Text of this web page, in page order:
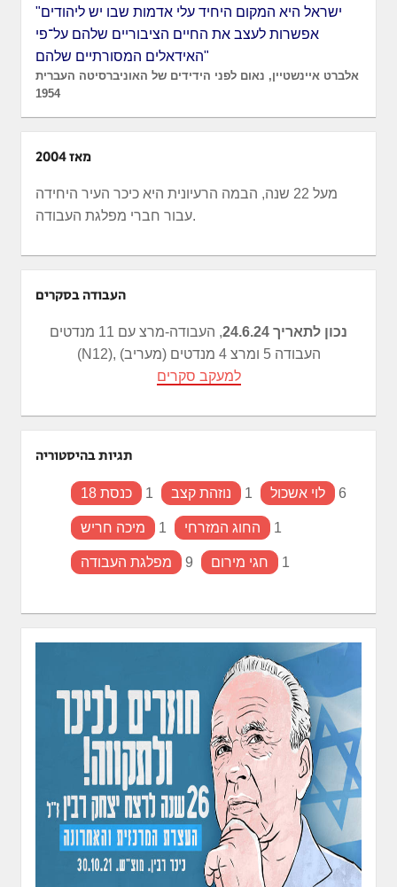
"ישראל היא המקום היחיד עלי אדמות שבו יש ליהודים
אפשרות לעצב את החיים הציבוריים שלהם על־פי
האידאלים המסורתיים שלהם"
אלברט איינשטיין, נאום לפני הידידים של האוניברסיטה העברית
1954
מאז 2004
מעל 22 שנה, הבמה הרעיונית היא כיכר העיר היחידה
עבור חברי מפלגת העבודה.
העבודה בסקרים
נכון לתאריך 24.6.24
, העבודה-מרצ עם 11 מנדטים
(N12), העבודה 5 ומרצ 4 מנדטים (מעריב)
למעקב סקרים
תגיות בהיסטוריה
כנסת 18 1 נוזהת קצב 1 לוי אשכול 6
מיכה חריש 1 החוג המזרחי 1
מפלגת העבודה 9 חגי מירום 1